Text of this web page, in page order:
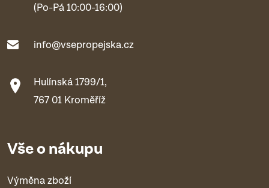
(Po-Pá 10:00-16:00)
info@vsepropejska.cz
Hulínská 1799/1,
767 01 Kroměříž
Vše o nákupu
Výměna zboží